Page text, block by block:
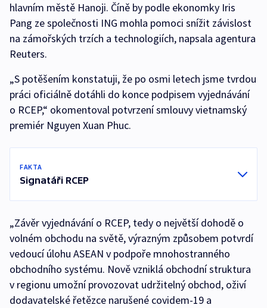
hlavním městě Hanoji. Číně by podle ekonomky Iris
Pang ze společnosti ING mohla pomoci snížit závislost
na zámořských trzích a technologiích, napsala agentura
Reuters.
„S potěšením konstatuji, že po osmi letech jsme tvrdou
práci oficiálně dotáhli do konce podpisem vyjednávání
o RCEP,“ okomentoval potvrzení smlouvy vietnamský
premiér Nguyen Xuan Phuc.
FAKTA
Signatáři RCEP
„Závěr vyjednávání o RCEP, tedy o největší dohodě o
volném obchodu na světě, výrazným způsobem potvrdí
vedoucí úlohu ASEAN v podpoře mnohostranného
obchodního systému. Nově vzniklá obchodní struktura
v regionu umožní provozovat udržitelný obchod, oživí
dodavatelské řetězce narušené covidem-19 a